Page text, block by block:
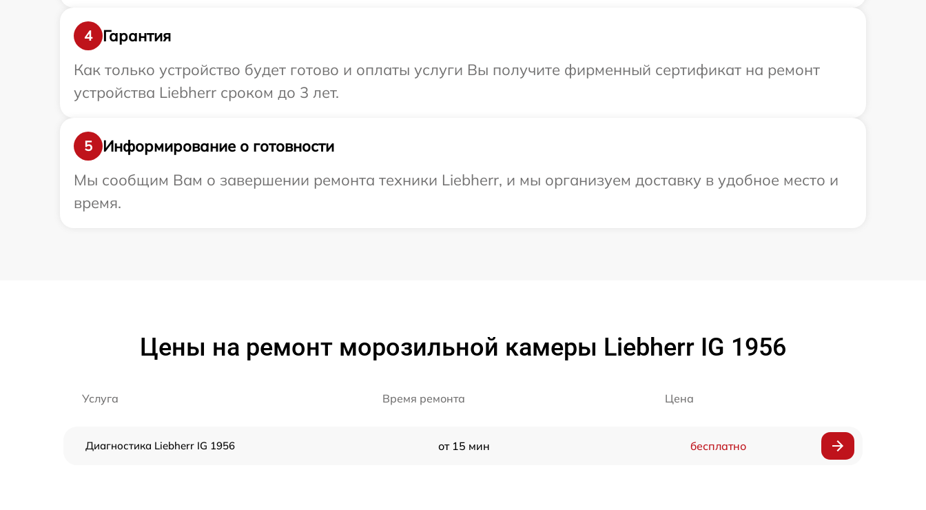
4
Гарантия
Как только устройство будет готово и оплаты услуги Вы получите фирменный сертификат на ремонт
устройства Liebherr сроком до 3 лет.
5
Информирование о готовности
Мы сообщим Вам о завершении ремонта техники Liebherr, и мы организуем доставку в удобное место и
время.
Цены на ремонт морозильной камеры Liebherr IG 1956
Услуга Время ремонта Цена
Диагностика Liebherr IG 1956 от 15 мин бесплатно